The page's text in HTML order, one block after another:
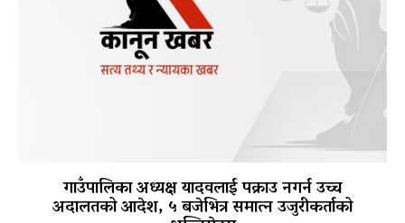
गाउँपालिका अध्यक्ष यादवलाई पक्राउ नगर्न उच्च
अदालतको आदेश, ५ बजेभित्र समात्न उजुरीकर्ताको